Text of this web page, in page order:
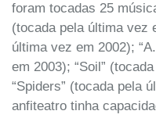
foram tocadas 25
(tocada pela última vez
última vez em 2002);
em 2003); “Soil”
“Spiders” (tocada pela
anfiteatro tinha